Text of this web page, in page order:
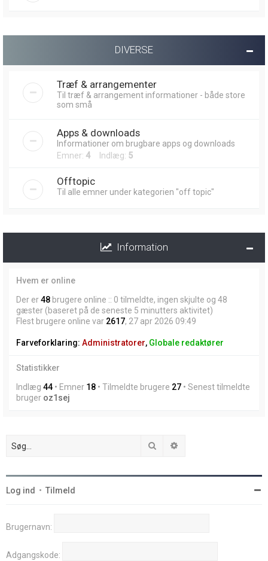
DIVERSE
Træf & arrangementer
Til træf & arrangement informationer - både store
som små
Apps & downloads
Informationer om brugbare apps og downloads
Emner: 4 Indlæg: 5
Offtopic
Til alle emner under kategorien "off topic"
Information
Hvem er online
Der er48 brugere online :: 0 tilmeldte, ingen skjulte og 48
gæster (baseret på de seneste 5 minutters aktivitet)
Flest brugere online var 2617, 27 apr 2026 09:49
Farveforklaring: Administratorer, Globale redaktører
Statistikker
Indlæg 44 • Emner 18 • Tilmeldte brugere 27 • Senest tilmeldte
bruger oz1sej
Søg
Log ind • Tilmeld
Brugernavn:
Adgangskode: